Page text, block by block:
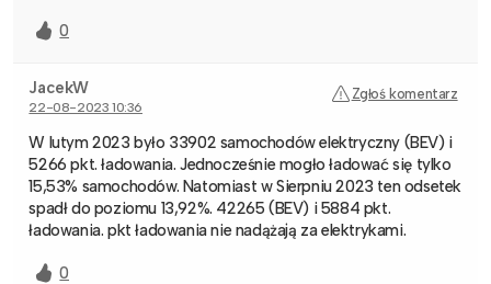
0
JacekW
22-08-2023 10:36
Zgłoś komentarz
W lutym 2023 było 33902 samochodów elektryczny (BEV) i
5266 pkt. ładowania. Jednocześnie mogło ładować się tylko
15,53% samochodów. Natomiast w Sierpniu 2023 ten odsetek
spadł do poziomu 13,92%. 42265 (BEV) i 5884 pkt.
ładowania. pkt ładowania nie nadążają za elektrykami.
0